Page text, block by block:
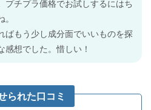
プチプラ価格でお試しするにはち
ばもう少し成分面でいいものを探
感想でした。惜しい！